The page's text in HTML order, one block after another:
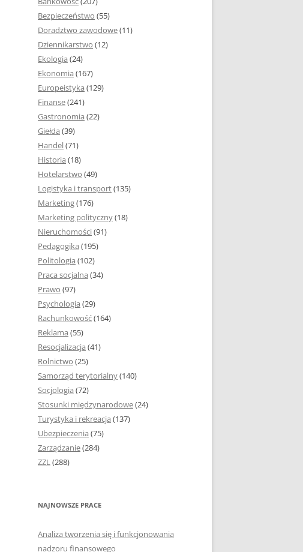
ZAWARTOŚĆ I ROZMIAR PRACY
DYPLOMOWEJ
ESTETYKA PRACY DYPLOMOWEJ –
WYRÓŻNIENIA, NUMEROWANIE
CZCIONKA, MARGINESY I
WIELKOŚĆ STRON
STRUKTURA AKAPITU W PRACY
DYPLOMOWEJ
STYL PRACY DYPLOMOWEJ
SPIS TREŚCI W PRACY
DYPLOMOWEJ
WSTĘP PRACY DYPLOMOWEJ
ROZDZIAŁY I PODROZDZIAŁY
ZAKOŃCZENIE PRACY
DYPLOMOWEJ
BIBLIOGRAFIA
SPIS RYSUNKÓW, TABEL I
ZAŁĄCZNIKÓW
TABELE, RYSUNKI ORAZ WYKRESY
KSIĄŻKI, KTÓRE POMOGĄ CI
Bezpieczeństwo (55)
Doradztwo zawodowe(11)
Dziennikarstwo (12)
Ekologia (24)
Ekonomia (167)
Europeistyka (129)
Finanse(241)
Gastronomia (22)
Giełda (39)
Handel(71)
Historia (18)
Hotelarstwo (49)
Logistyka i transport(135)
Marketing(176)
Marketing polityczny(18)
Nieruchomości(91)
Pedagogika (195)
Politologia (102)
Praca socjalna (34)
Prawo (97)
Psychologia (29)
Rachunkowość(164)
Reklama (55)
Resocjalizacja (41)
Rolnictwo (25)
Samorząd terytorialny(140)
Socjologia (72)
Stosunki międzynarodowe(24)
Turystyka i rekreacja (137)
Ubezpieczenia (75)
Zarządzanie(284)
ZZL(288)
NAJNOWSZE PRACE
Analiza tworzenia się i funkcjonowania
nadzoru finansowego